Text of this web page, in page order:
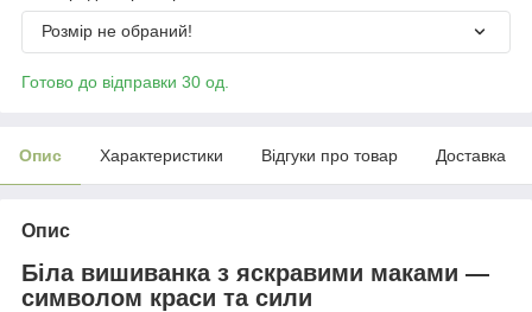
Розмір не обраний!
Готово до відправки 30 од.
Опис Характеристики Відгуки про товар Доставка
Опис
Біла вишиванка з яскравими маками —
символом краси та сили